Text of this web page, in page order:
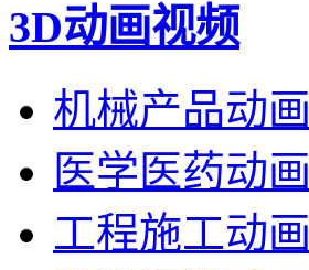
3D动画视频
机械产品动画
医学医药动画
工程施工动画